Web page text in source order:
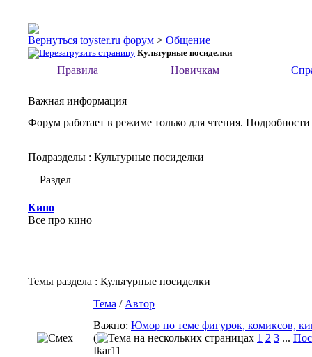
toyster.ru форум > Общение
Культурные посиделки
Правила Новичкам
Важная информация
Форум работает в режиме только для чтения.
Подразделы : Культурные посиделки
Раздел
Кино
Все про кино
Темы раздела : Культурные посиделки
Тема / Автор
Важно: Юмор по теме фигурок, комиксов,
(
1 2 3 ...
Ikar11